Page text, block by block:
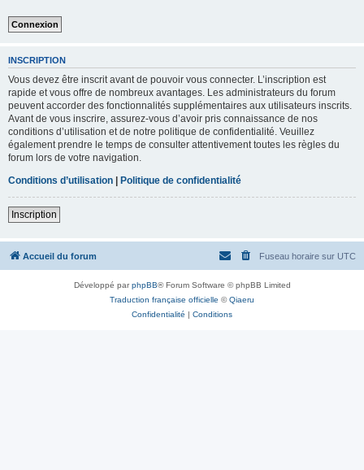
INSCRIPTION
Vous devez être inscrit avant de pouvoir vous connecter. L’inscription est
rapide et vous offre de nombreux avantages. Les administrateurs du forum
peuvent accorder des fonctionnalités supplémentaires aux utilisateurs inscrits.
Avant de vous inscrire, assurez-vous d’avoir pris connaissance de nos
conditions d’utilisation et de notre politique de confidentialité. Veuillez
également prendre le temps de consulter attentivement toutes les règles du
forum lors de votre navigation.
Conditions d’utilisation | Politique de confidentialité
Inscription
Accueil du forum Fuseau horaire sur UTC
Développé parphpBB® Forum Software © phpBB Limited
Traduction française officielle ©Qiaeru
Confidentialité | Conditions